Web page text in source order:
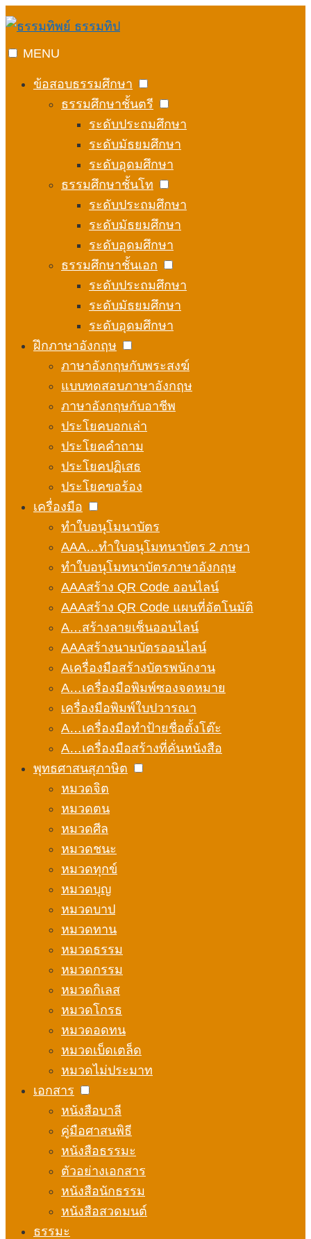
to
MENU
ข้อสอบธรรมศึกษา
ธรรมศึกษาชั้นตรี
ระดับประถมศึกษา
ระดับมัธยมศึกษา
ระดับอุดมศึกษา
ธรรมศึกษาชั้นโท
ระดับประถมศึกษา
ระดับมัธยมศึกษา
ระดับอุดมศึกษา
ธรรมศึกษาชั้นเอก
ระดับประถมศึกษา
ระดับมัธยมศึกษา
ระดับอุดมศึกษา
ฝึกภาษาอังกฤษ
ภาษาอังกฤษกับพระสงฆ์
แบบทดสอบภาษาอังกฤษ
ภาษาอังกฤษกับอาชีพ
ประโยคบอกเล่า
ประโยคคำถาม
ประโยคปฏิเสธ
ประโยคขอร้อง
เครื่องมือ
ทำใบอนุโมนาบัตร
AAA…ทำใบอนุโมทนาบัตร 2 ภาษา
ทำใบอนุโมทนาบัตรภาษาอังกฤษ
AAAสร้าง QR Code ออนไลน์
AAAสร้าง QR Code แผนที่อัตโนมัติ
A…สร้างลายเซ็นออนไลน์
AAAสร้างนามบัตรออนไลน์
Aเครื่องมือสร้างบัตรพนักงาน
A…เครื่องมือพิมพ์ซองจดหมาย
เครื่องมือพิมพ์ใบปวารณา
A…เครื่องมือทำป้ายชื่อตั้งโต๊ะ
A…เครื่องมือสร้างที่คั่นหนังสือ
พุทธศาสนสุภาษิต
หมวดจิต
หมวดตน
หมวดศีล
หมวดชนะ
หมวดทุกข์
หมวดบุญ
หมวดบาป
หมวดทาน
หมวดธรรม
หมวดกรรม
หมวดกิเลส
หมวดโกรธ
หมวดอดทน
หมวดเบ็ดเตล็ด
หมวดไม่ประมาท
เอกสาร
หนังสือบาลี
คู่มือศาสนพิธี
หนังสือธรรมะ
ตัวอย่างเอกสาร
หนังสือนักธรรม
หนังสือสวดมนต์
ธรรมะ